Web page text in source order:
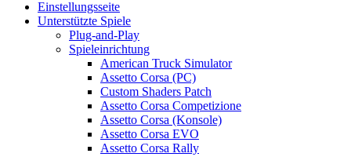
Einstellungsseite
Unterstützte Spiele
Plug-and-Play
Spieleinrichtung
American Truck Simulator
Assetto Corsa (PC)
Custom Shaders Patch
Assetto Corsa Competizione
Assetto Corsa (Konsole)
Assetto Corsa EVO
Assetto Corsa Rally